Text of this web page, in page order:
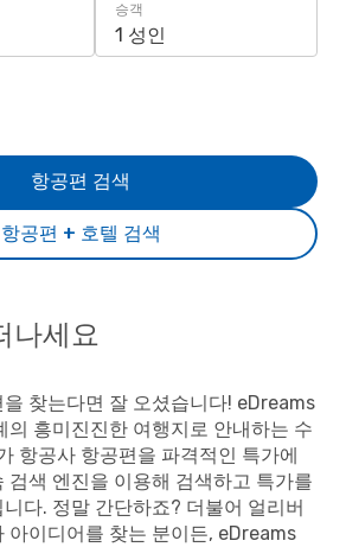
승객
1 성인
항공편 + 호텔 검색
항공편 검색
나세요
찾는다면 잘 오셨습니다! eDreams
의 흥미진진한 여행지로 안내하는 수
항공사 항공편을 파격적인 특가에
검색 엔진을 이용해 검색하고 특가를
다. 정말 간단하죠? 더불어 얼리버
아이디어를 찾는 분이든, eDreams